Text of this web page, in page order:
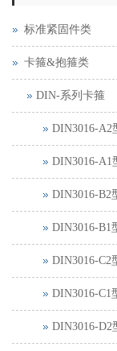
标准紧固件类
卡箍&抱箍类
DIN-系列卡箍
DIN3016-A2
DIN3016-A1
DIN3016-B2
DIN3016-B1
DIN3016-C2
DIN3016-C1
DIN3016-D2